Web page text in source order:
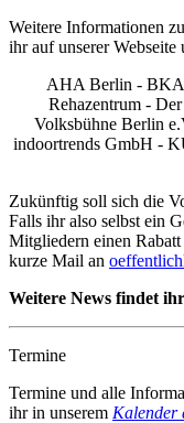
Weitere Informationen
ihr auf unserer Webseite
AHA Berlin - BKA
Rehazentrum -
Volksbühne Berlin
indoortrends GmbH -
Zukünftig soll sich die
Falls ihr also selbst ein
Mitgliedern einen
kurze Mail an
Weitere News findet
Termine
Termine und alle
ihr in unserem Kalender